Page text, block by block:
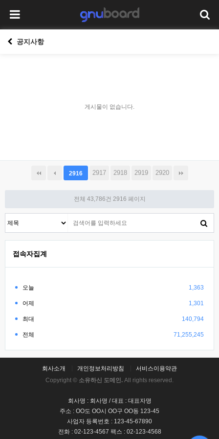
공지사항
게시물이 없습니다.
2916 2917 2918 2919 2920
전체 43,786건 2916 페이지
접속자집계
오늘 1,363
어제 1,301
최대 140,794
전체 71,255,245
회사소개 개인정보처리방침
서비스이용약관
Copyright © 소유하신 도메인. All rights reserved.
회사명 : 회사명 / 대표 : 대표자명
주소 : OO도 OO시 OO구 OO동 123-45
사업자 등록번호 : 123-45-67890
전화 : 02-123-4567 팩스 : 02-123-4568